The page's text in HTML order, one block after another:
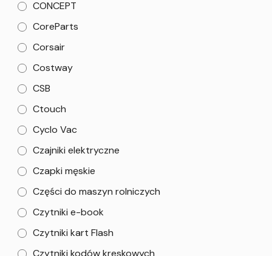
CONCEPT
CoreParts
Corsair
Costway
CSB
Ctouch
Cyclo Vac
Czajniki elektryczne
Czapki męskie
Części do maszyn rolniczych
Czytniki e-book
Czytniki kart Flash
Czytniki kodów kreskowych